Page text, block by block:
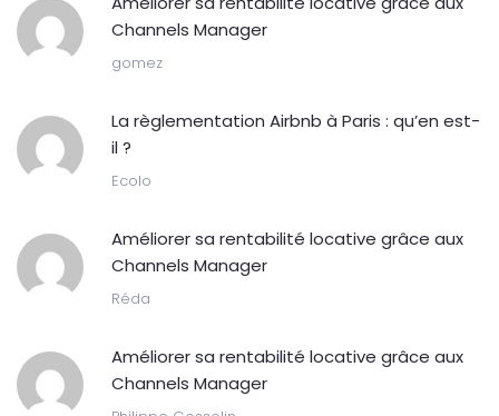
Channels Manager
gomez
La règlementation Airbnb à Paris : qu’en est-
il ?
Ecolo
Améliorer sa rentabilité locative grâce aux
Channels Manager
Réda
Améliorer sa rentabilité locative grâce aux
Channels Manager